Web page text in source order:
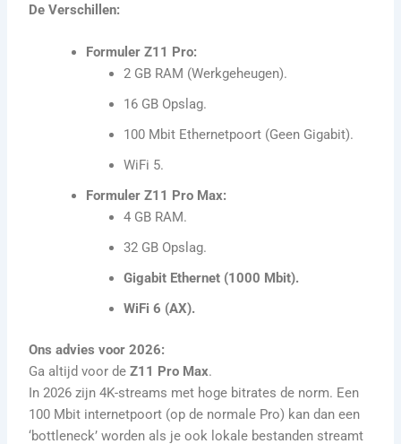
De Verschillen:
Formuler Z11 Pro:
2 GB RAM (Werkgeheugen).
16 GB Opslag.
100 Mbit Ethernetpoort (Geen Gigabit).
WiFi 5.
Formuler Z11 Pro Max:
4 GB RAM.
32 GB Opslag.
Gigabit Ethernet (1000 Mbit).
WiFi 6 (AX).
Ons advies voor 2026:
Ga altijd voor deZ11 Pro Max.
In 2026 zijn 4K-streams met hoge bitrates de norm. Een
100 Mbit internetpoort (op de normale Pro) kan dan een
‘bottleneck’ worden als je ook lokale bestanden streamt